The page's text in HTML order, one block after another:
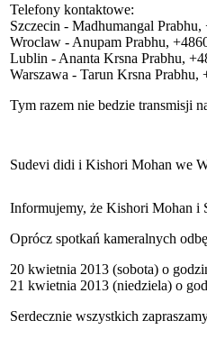
Telefony kontaktowe:
Szczecin - Madhumangal Prabhu,
Wroclaw - Anupam Prabhu,
Lublin - Ananta Krsna Prabhu,
Warszawa - Tarun Krsna Prabhu,
Tym razem nie bedzie transmisji
Sudevi didi i Kishori Mohan we
Informujemy, że Kishori Mohan i
Oprócz spotkań kameralnych
20 kwietnia 2013 (sobota) o
21 kwietnia 2013 (niedziela) o
Serdecznie wszystkich